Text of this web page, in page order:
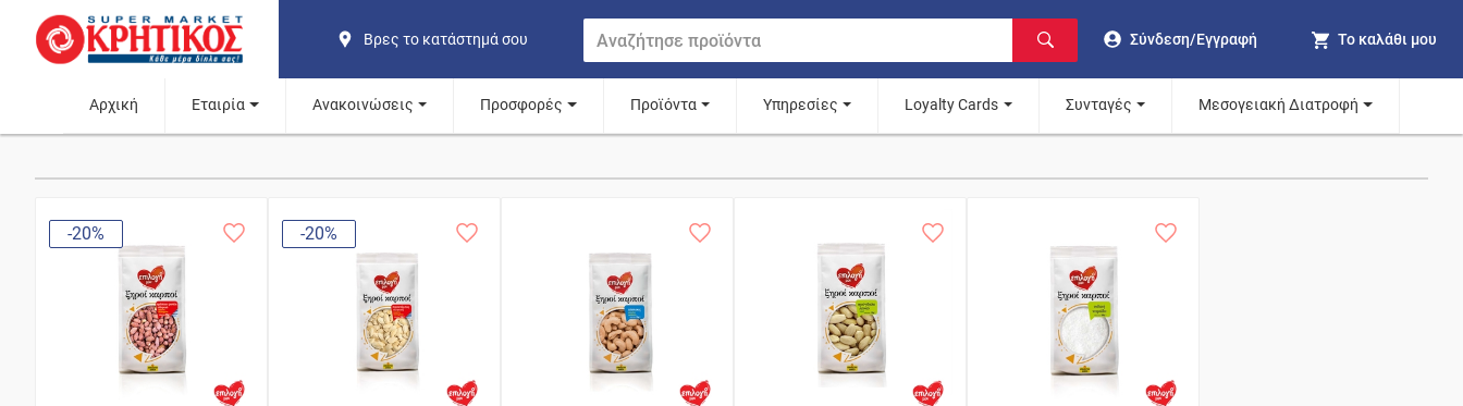
Βρες το κατάστημά σου Σύνδεση/Εγγραφή Το καλάθι μου
Αρχική Εταιρία Ανακοινώσεις Προσφορές Προϊόντα Υπηρεσίες Loyalty Cards Συνταγές Μεσογειακή Διατροφή
-20% -20%